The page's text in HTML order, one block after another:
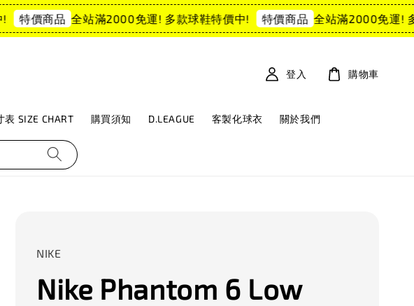
特價商品 全站滿2000免運! 多款球鞋特價中! 特價商品 全站滿2000免運! 多
表 SIZE CHART 購買須知 D.LEAGUE 客製化球衣 關於我們
登入 購物車
NIKE
Nike Phantom 6 Low